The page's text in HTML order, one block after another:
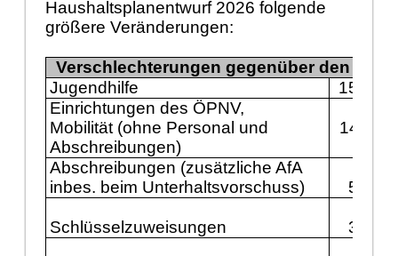
Haushaltsplanentwurf 2026 folgende
größere Veränderungen:
Verschlechterungen gegenüber den
Jugendhilfe
Einrichtungen des ÖPNV,
Mobilität (ohne Personal und
Abschreibungen)
Abschreibungen (zusätzliche AfA
inbes. beim Unterhaltsvorschuss)
Schlüsselzuweisungen